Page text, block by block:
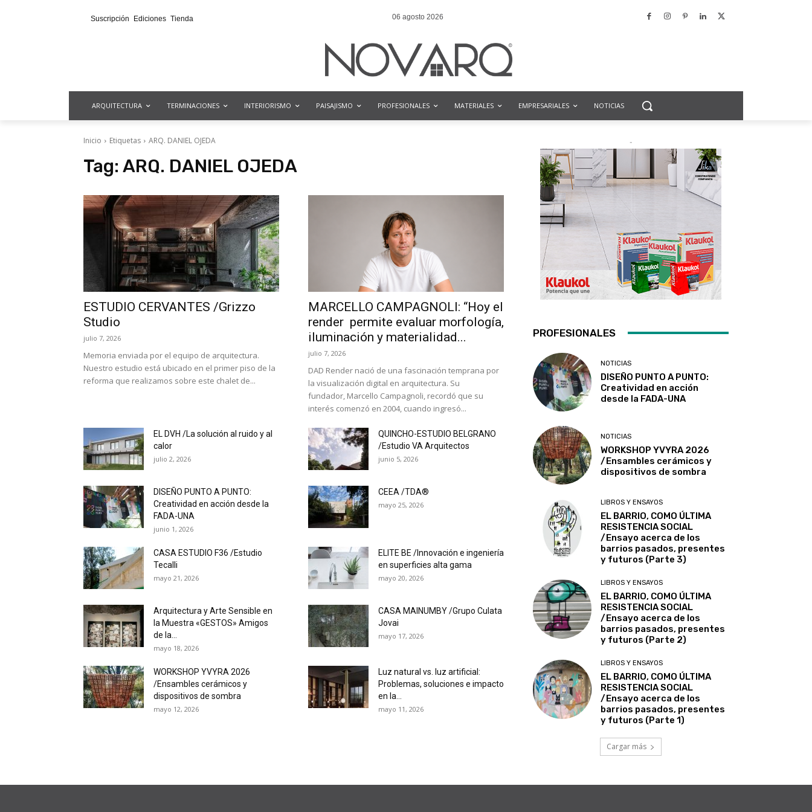
Suscripción Ediciones Tienda 06 agosto 2026
ARQUITECTURA TERMINACIONES INTERIORISMO PAISAJISMO PROFESIONALES MATERIALES EMPRESARIALES NOTICIAS
Inicio Etiquetas ARQ. DANIEL OJEDA
Tag: ARQ. DANIEL OJEDA
ESTUDIO CERVANTES /Grizzo
Studio
julio 7, 2026
Memoria enviada por el equipo de arquitectura.
Nuestro estudio está ubicado en el primer piso de la
reforma que realizamos sobre este chalet de...
MARCELLO CAMPAGNOLI: “Hoy el
render permite evaluar morfología,
iluminación y materialidad...
julio 7, 2026
DAD Render nació de una fascinación temprana por
la visualización digital en arquitectura. Su
fundador, Marcello Campagnoli, recordó que su
interés comenzó en 2004, cuando ingresó...
EL DVH /La solución al ruido y al
calor
julio 2, 2026
QUINCHO-ESTUDIO BELGRANO
/Estudio VA Arquitectos
junio 5, 2026
DISEÑO PUNTO A PUNTO:
Creatividad en acción desde la
FADA-UNA
junio 1, 2026
CEEA /TDA®
mayo 25, 2026
CASA ESTUDIO F36 /Estudio
Tecalli
mayo 21, 2026
ELITE BE /Innovación e ingeniería
en superficies alta gama
mayo 20, 2026
Arquitectura y Arte Sensible en
la Muestra «GESTOS» Amigos
de la...
mayo 18, 2026
CASA MAINUMBY /Grupo Culata
Jovai
mayo 17, 2026
WORKSHOP YVYRA 2026
/Ensambles cerámicos y
dispositivos de sombra
mayo 12, 2026
Luz natural vs. luz artificial:
Problemas, soluciones e impacto
en la...
mayo 11, 2026
-
PROFESIONALES
NOTICIAS
DISEÑO PUNTO A PUNTO:
Creatividad en acción
desde la FADA-UNA
NOTICIAS
WORKSHOP YVYRA 2026
/Ensambles cerámicos y
dispositivos de sombra
LIBROS Y ENSAYOS
EL BARRIO, COMO ÚLTIMA
RESISTENCIA SOCIAL
/Ensayo acerca de los
barrios pasados, presentes
y futuros (Parte 3)
LIBROS Y ENSAYOS
EL BARRIO, COMO ÚLTIMA
RESISTENCIA SOCIAL
/Ensayo acerca de los
barrios pasados, presentes
y futuros (Parte 2)
LIBROS Y ENSAYOS
EL BARRIO, COMO ÚLTIMA
RESISTENCIA SOCIAL
/Ensayo acerca de los
barrios pasados, presentes
y futuros (Parte 1)
Cargar más